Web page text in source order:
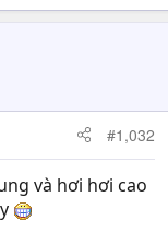
#1,032
và hơi hơi cao